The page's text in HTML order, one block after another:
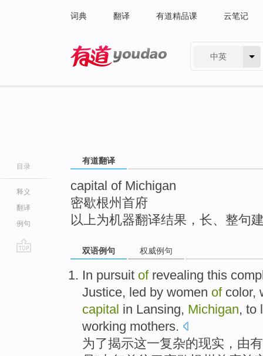
词典 翻译 有道精品课 云笔记
中英
目录
释义
翻译
例句
有道翻译
capital of Michigan
密歇根州首府
以上为机器翻译结果，长、整句
双语例句 权威例句
In pursuit of revealing this
Justice, led by women ofcolor,
capital in Lansing, Michigan, to
working mothers.
为了揭示这一复杂的现实 ， 由